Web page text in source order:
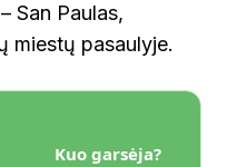
San Paulas,
miestų pasaulyje.
Kuo garsėja?